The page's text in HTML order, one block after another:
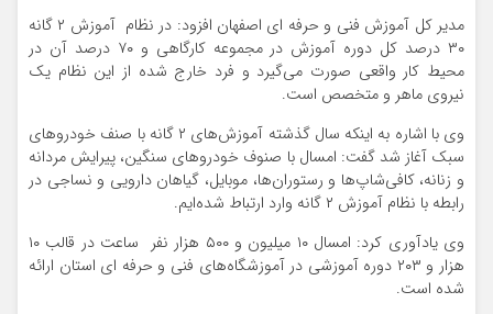
مدیر کل آموزش فنی و حرفه ای اصفهان افزود: در نظام آموزش ۲ گانه
۳۰ درصد کل دوره آموزش در مجموعه کارگاهی و ۷۰ درصد آن در
محیط کار واقعی صورت می‌گیرد و فرد خارج شده از این نظام یک
نیروی ماهر و متخصص است.
وی با اشاره به اینکه سال گذشته آموزش‌های ۲ گانه با صنف خودروهای
سبک آغاز شد گفت: امسال با صنوف خودروهای سنگین، پیرایش مردانه
و زنانه، کافی‌شاپ‌ها و رستوران‌ها، موبایل، گیاهان دارویی و نساجی در
رابطه با نظام آموزش ۲ گانه وارد ارتباط شده‌ایم.
وی یادآوری کرد: امسال ۱۰ میلیون و ۵۰۰ هزار نفر ساعت در قالب ۱۰
هزار و ۲۰۳ دوره آموزشی در آموزشگاه‌های فنی و حرفه ای استان ارائه
شده است.